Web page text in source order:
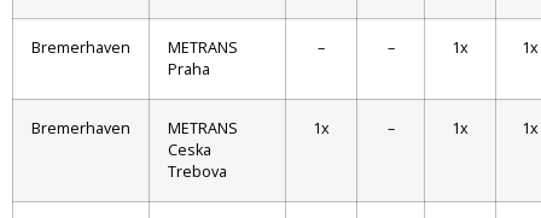
Bremerhaven
METRANS
Praha
– – 1x 1x
Bremerhaven
METRANS
Ceska
Trebova
1x – 1x 1x